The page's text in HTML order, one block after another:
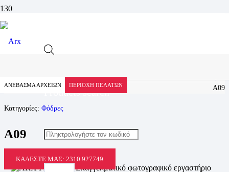
Products search
ΑΝΕΒΑΣΜΑ ΑΡΧΕΙΩΝ ΠΕΡΙΟΧΗ ΠΕΛΑΤΩΝ
Προϊόν
A09
Κατηγορίες: Φόδρες
A09
ΚΑΛΈΣΤΕ ΜΑΣ: 2310 927749